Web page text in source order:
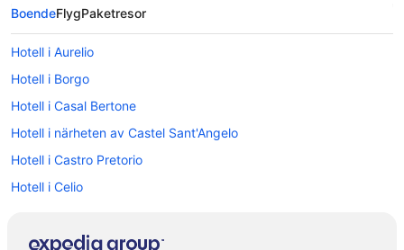
BoendeFlygPaketresor
Hotell i Aurelio
Hotell i Borgo
Hotell i Casal Bertone
Hotell i närheten av Castel Sant'Angelo
Hotell i Castro Pretorio
Hotell i Celio
5-Stjärniga hotell i Trastevere